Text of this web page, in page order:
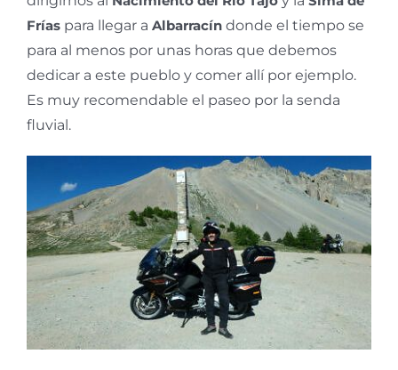
Frías para llegar a Albarracín donde el tiempo se
para al menos por unas horas que debemos
dedicar a este pueblo y comer allí por ejemplo.
Es muy recomendable el paseo por la senda
fluvial.